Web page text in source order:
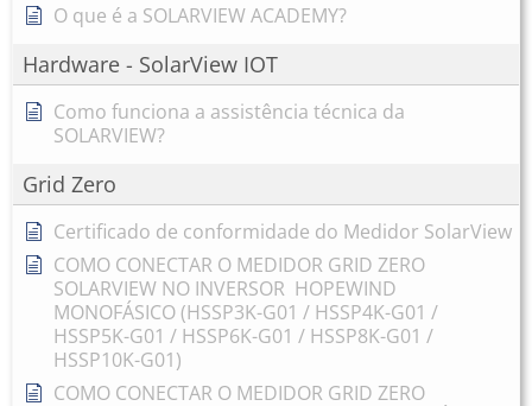
O que é a SOLARVIEW ACADEMY?
Hardware - SolarView IOT
Como funciona a assistência técnica da
SOLARVIEW?
Grid Zero
Certificado de conformidade do Medidor SolarView
COMO CONECTAR O MEDIDOR GRID ZERO
SOLARVIEW NO INVERSOR HOPEWIND
MONOFÁSICO (HSSP3K-G01 / HSSP4K-G01 /
HSSP5K-G01 / HSSP6K-G01 / HSSP8K-G01 /
HSSP10K-G01)
COMO CONECTAR O MEDIDOR GRID ZERO